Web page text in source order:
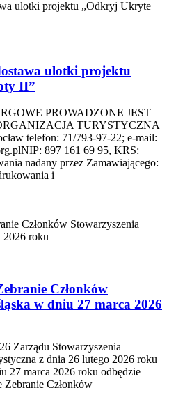
ulotki projektu
II”
PROWADZONE JEST
TURYSTYCZNA
telefon: 71/793-97-22; e-mail:
897 161 69 95, KRS:
nadany przez Zamawiającego:
i
Członków
w dniu 27 marca 2026
Zarządu Stowarzyszenia
z dnia 26 lutego 2026 roku
27 marca 2026 roku odbędzie
Członków